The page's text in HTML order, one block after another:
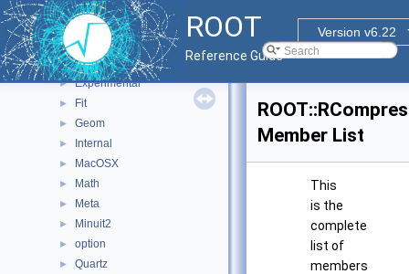
ROOT
Version v6.22
Reference Guide
► RooStats
▼ ROOT
► Detail
► ExecutorUtils
► Experimental
► Fit
► Geom
► Internal
► MacOSX
► Math
► Meta
► Minuit2
► option
► Quartz
Member List
This
is the
complete
list of
members